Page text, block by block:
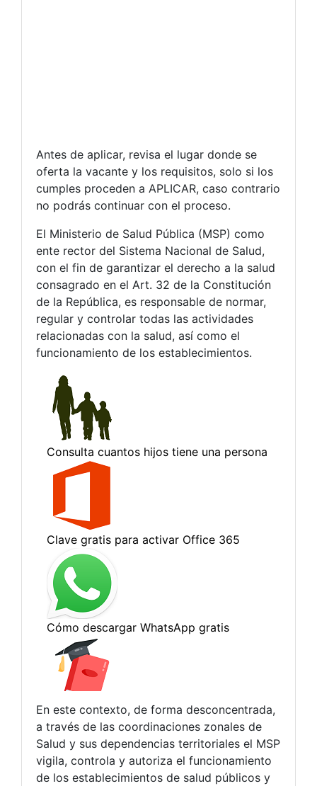
Antes de aplicar, revisa el lugar donde se
oferta la vacante y los requisitos, solo si los
cumples proceden a APLICAR, caso contrario
no podrás continuar con el proceso.
El Ministerio de Salud Pública (MSP) como
ente rector del Sistema Nacional de Salud,
con el fin de garantizar el derecho a la salud
consagrado en el Art. 32 de la Constitución
de la República, es responsable de normar,
regular y controlar todas las actividades
relacionadas con la salud, así como el
funcionamiento de los establecimientos.
En este contexto, de forma desconcentrada,
a través de las coordinaciones zonales de
Salud y sus dependencias territoriales el MSP
vigila, controla y autoriza el funcionamiento
de los establecimientos de salud públicos y